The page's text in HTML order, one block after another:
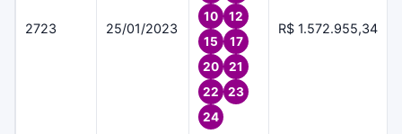
2723 25/01/2023
10
12
15
17
20
21
22
23
24
R$ 1.572.955,34